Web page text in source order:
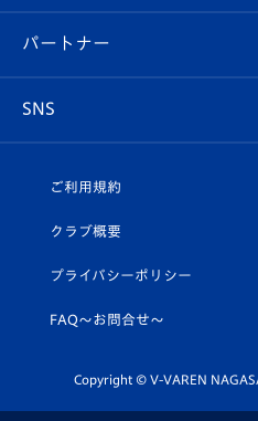
メディア
ホームタウン
マスコット紹介
平和祈念活動
ホームタウン活動
ヴィヴィくんの長崎おもてな
スタジアムグルメ
V-LOVERS（ファンクラブ）
プレイヤーズスイート
店舗情報
育成からのお知らせ
U-18
スクール
パートナー
SNS
ヴィヴィくんインスタグラム
公式LINE＠
ご利用規約
クラブ概要
プライバシーポリシー
FAQ〜お問合せ〜
Copyright © V-VAREN